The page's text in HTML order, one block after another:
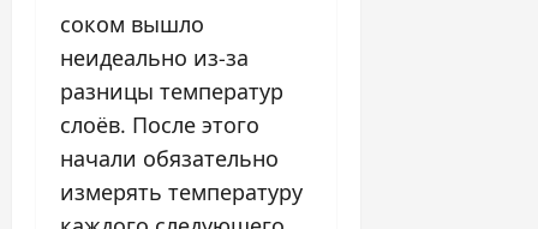
соком вышло
неидеально из-за
разницы температур
слоёв. После этого
начали обязательно
измерять температуру